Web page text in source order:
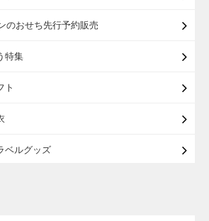
のおせち先行予約販売
特集
ト
ベルグッズ